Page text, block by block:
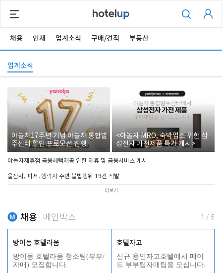
채용 인재 업계소식 구매/견적 부동산
업계소식
야놀자17주년 기념 야놀자 통합발
주센터 할인 프로모션 진행
<야놀자 MRO, 숙박업소 위한 삼
성전자 가전제품 특가 개시>
야놀자제휴점 금융혜택제공 위한 제휴 및 금융서비스 게시
울산시, 피서․행락지 주변 불법행위 19건 적발
더보기
채용 메인박스 1 / 5
방이동 호텔라움
방이동 호텔라움 청소팀(부부/
자매) 모집합니다.
호텔자고
신규 용인자고호텔에서 메이
드 부부팀자매팀을 모십니다.